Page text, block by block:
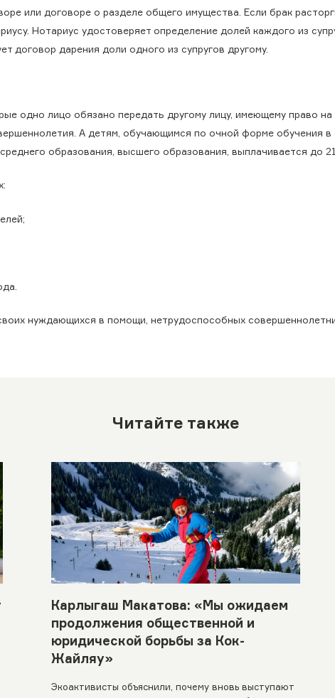
или договоре о разделе общего имущества. Если брак
Нотариус удостоверяет определение долей каждого из
договор дарения доли одного из супругов другому.
одно лицо обязано передать другому лицу, имеющему право на
А детям, обучающимся по очной форме обучения в
образования, высшего образования, выплачивается до
нуждающихся в помощи, нетрудоспособных
Читайте также
Карлыгаш Макатова: «Мы ожидаем
продолжения общественной и
юридической борьбы за Кок-
Жайляу»
Экоактивисты объяснили, почему вновь выступают